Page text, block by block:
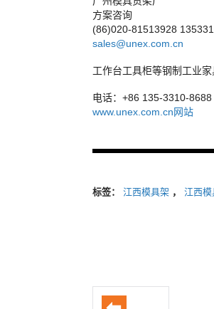
方案咨询
(86)020-81513928
sales@unex.com.cn
工作台工具柜等钢制工业家
电话：+86 135-3310-8688
www.unex.com.cn网站
标签： 江西模具架 ， 江西模